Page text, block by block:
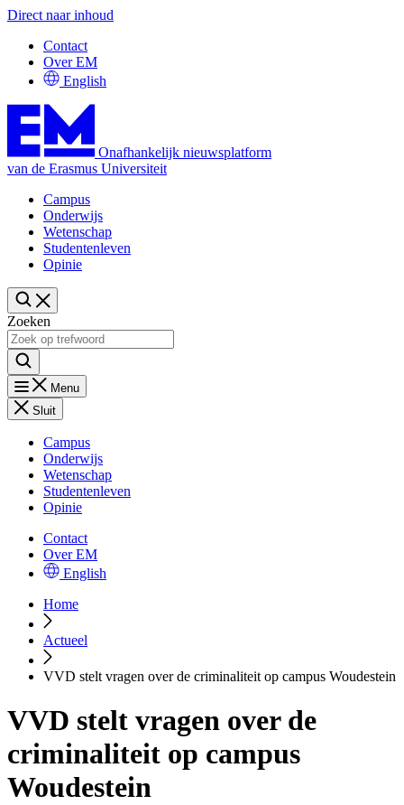
Direct naar inhoud
Contact
Over EM
English
Onafhankelijk nieuwsplatform
van de Erasmus Universiteit
Campus
Onderwijs
Wetenschap
Studentenleven
Opinie
Zoeken
Menu
Sluit
Campus
Onderwijs
Wetenschap
Studentenleven
Opinie
Contact
Over EM
English
Home
Actueel
VVD stelt vragen over de criminaliteit op campus Woudestein
VVD stelt vragen over de
criminaliteit op campus
Woudestein